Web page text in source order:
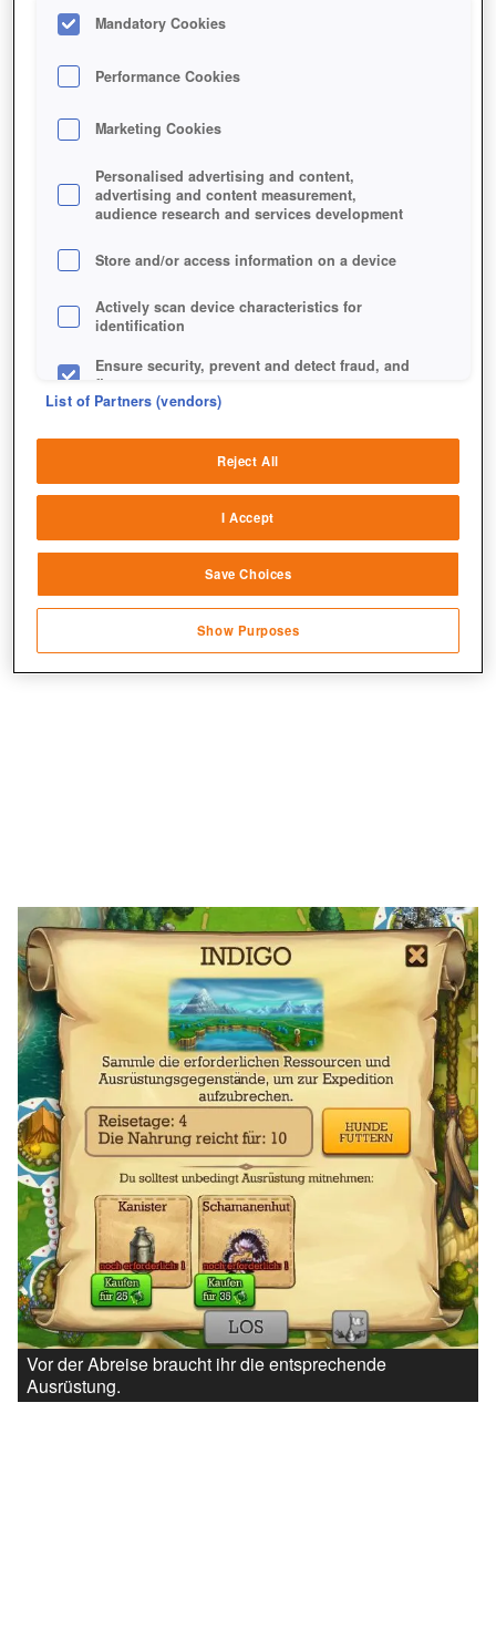
Auf der Karte sucht ihr euch ein Expeditionsziel aus.
Vor der Abreise braucht ihr die entsprechende
Ausrüstung.
Mandatory Cookies
Performance Cookies
Marketing Cookies
Personalised advertising and content,
advertising and content measurement,
audience research and services development
Store and/or access information on a device
Actively scan device characteristics for
identification
Ensure security, prevent and detect fraud, and
fix errors
sources
Link different devices
transmitted automatically
Save and communicate privacy choices
List of Partners (vendors)
Reject All
I Accept
Save Choices
Show Purposes